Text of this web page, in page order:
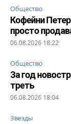
Общество
Кофейни
просто
06.08.2026 18:22
Общество
За год
треть
06.08.2026 18:04
Звезды